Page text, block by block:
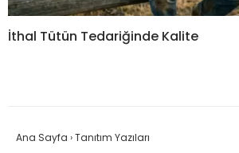
İthal Tütün Tedariğinde Kalite
Ana Sayfa ›Tanıtım Yazıları